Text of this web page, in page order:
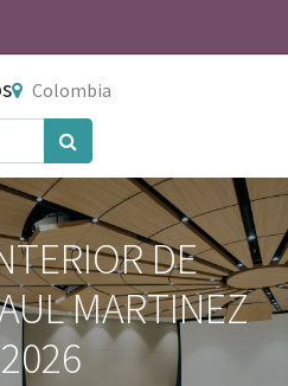
Colombia
DE
MARTINEZ